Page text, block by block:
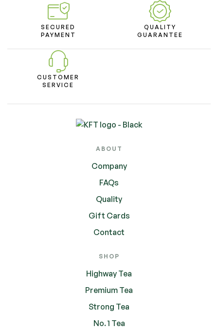
SECURED
PAYMENT
QUALITY
GUARANTEE
CUSTOMER
SERVICE
ABOUT
Company
FAQs
Quality
Gift Cards
Contact
SHOP
Highway Tea
Premium Tea
Strong Tea
No. 1 Tea